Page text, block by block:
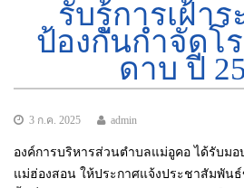
รับรู้การเฝ้าร
ป้องกันกำจัดโ
ดาบ ปี
3 ก.ค. 2025 admin
องค์การบริหารส่วนตำบลแม่อูคอ ได้รับม
แม่ฮ่องสอน ให้ประกาศแจ้งประชาสัมพัน